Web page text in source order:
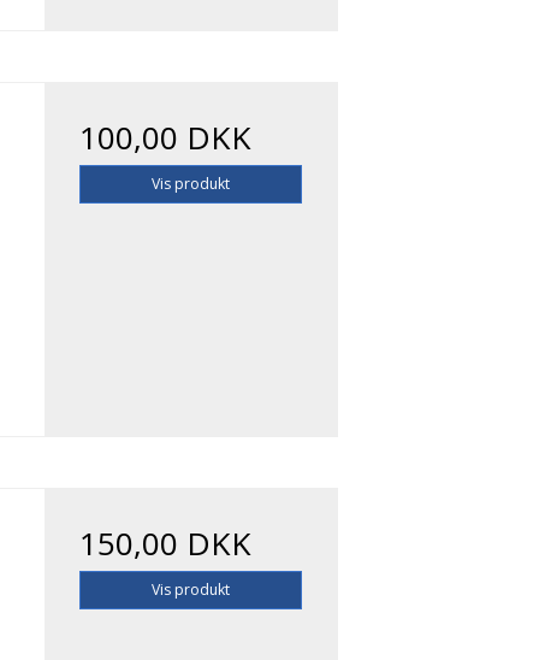
100,00 DKK
Vis produkt
150,00 DKK
Vis produkt